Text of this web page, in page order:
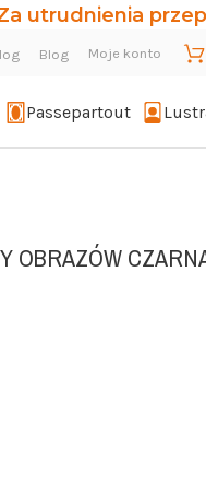
utrudnienia
Blog Moje konto
Passepartout
OBRAZÓW